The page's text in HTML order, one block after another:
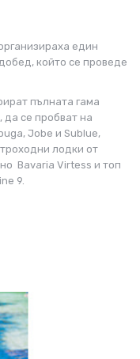
един
който се проведе
пълната гама
да се пробват на
Jobe и Sublue,
лодки от
Bavaria Virtess и топ
9.